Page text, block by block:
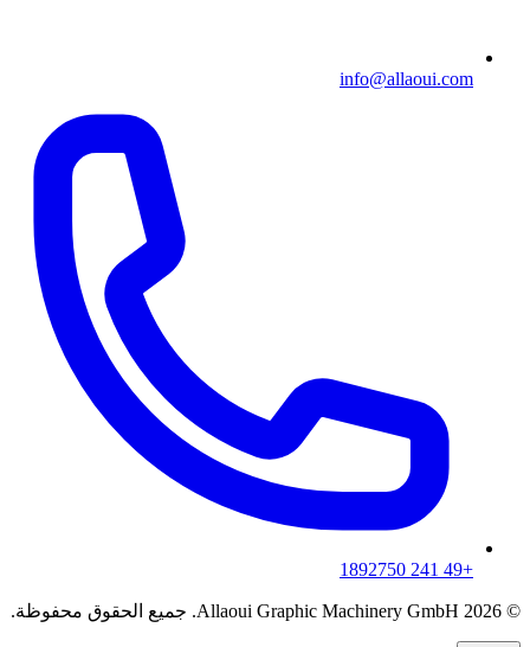
info@allaoui.com
+49 241 1892750
© 2026 Allaoui Graphic Machinery GmbH. جميع الحقوق محفوظة.